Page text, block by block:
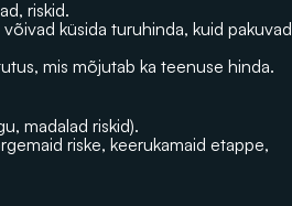
riskid.
võivad küsida turuhinda, kuid pakuvad
mis mõjutab ka teenuse hinda.
madalad riskid).
riske, keerukamaid etappe,